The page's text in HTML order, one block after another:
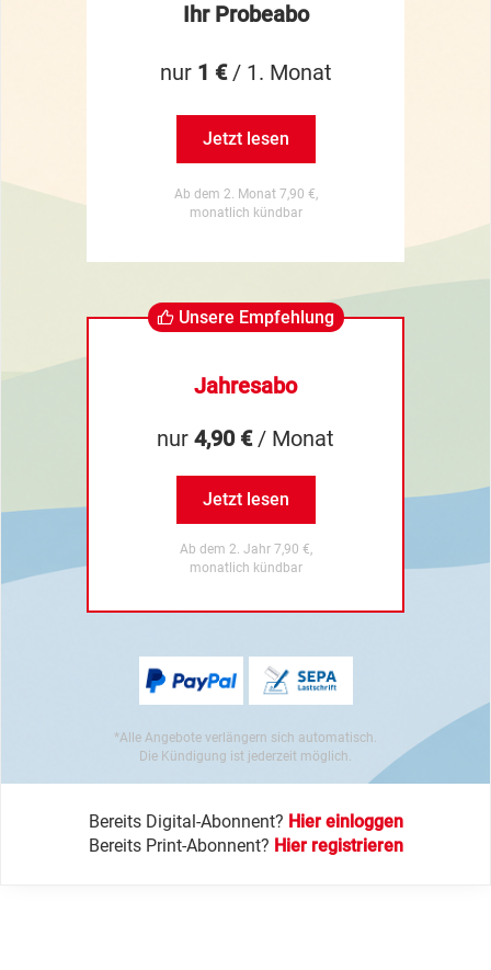
Ihr Probeabo
nur 1 €/ 1. Monat
Jetzt lesen
Ab dem 2. Monat 7,90 €,
monatlich kündbar
Unsere Empfehlung
Jahresabo
nur 4,90 €/ Monat
Jetzt lesen
Ab dem 2. Jahr 7,90 €,
monatlich kündbar
*Alle Angebote verlängern sich automatisch.
Die Kündigung ist jederzeit möglich.
Bereits Digital-Abonnent? Hier einloggen
Bereits Print-Abonnent? Hier registrieren